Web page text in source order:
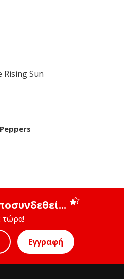
Rising Sun
τώρα!
Εγγραφή